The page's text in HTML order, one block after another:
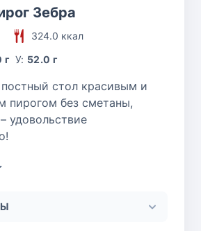
Зебра
324.0 ккал
г У: 52.0 г
стол красивым и
пирогом без сметаны,
удовольствие